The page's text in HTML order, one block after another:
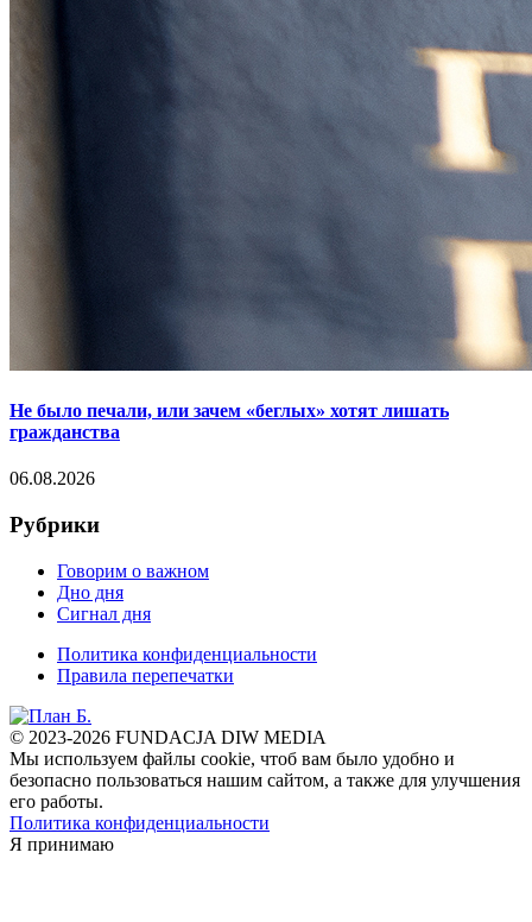
Не было печали, или зачем «беглых» хотят лишать
гражданства
06.08.2026
Рубрики
Говорим о важном
Дно дня
Сигнал дня
Политика конфиденциальности
Правила перепечатки
© 2023-2026 FUNDACJA DIW MEDIA
Мы используем файлы cookie, чтоб вам было удобно и
безопасно пользоваться нашим сайтом, а также для улучшения
его работы.
Политика конфиденциальности
Я принимаю